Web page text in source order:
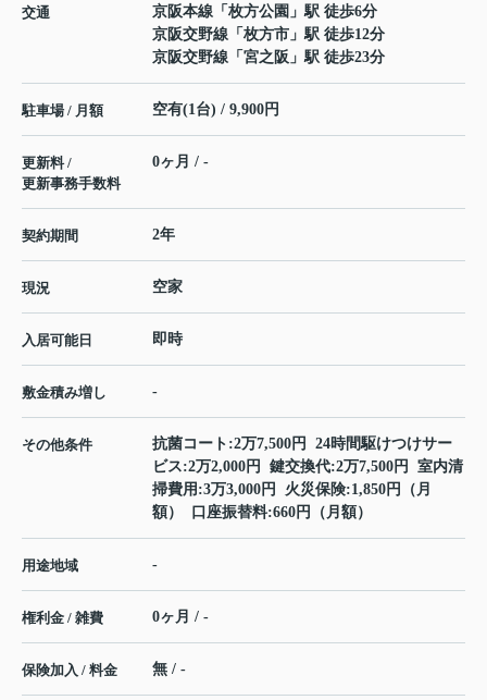
交通 京阪本線 「 枚方公園 」駅 徒歩6分
京阪交野線 「 枚方市 」駅 徒歩12分
京阪交野線 「 宮之阪 」駅 徒歩23分
駐車場 / 月額 空有(1台) / 9,900円
更新料 /
更新事務手数料
0ヶ月 / -
契約期間 2年
現況 空家
入居可能日 即時
敷金積み増し -
その他条件
抗菌コート:2万7,500円 24時間駆けつけサー
ビス:2万2,000円 鍵交換代:2万7,500円 室内清
掃費用:3万3,000円 火災保険:1,850円（月
額） 口座振替料:660円（月額）
用途地域 -
権利金 / 雑費 0ヶ月 / -
保険加入 / 料金 無 / -